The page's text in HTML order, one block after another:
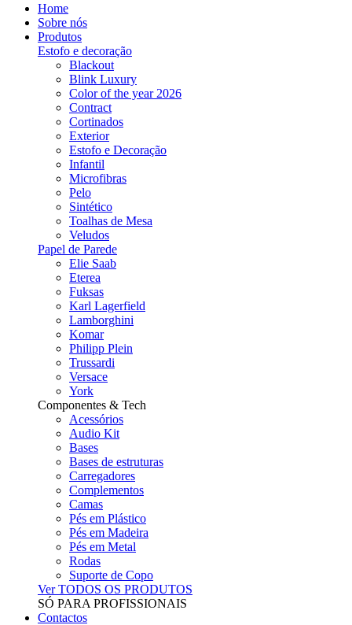
Home
Sobre nós
Produtos
Estofo e decoração
Blackout
Blink Luxury
Color of the year 2026
Contract
Cortinados
Exterior
Estofo e Decoração
Infantil
Microfibras
Pelo
Sintético
Toalhas de Mesa
Veludos
Papel de Parede
Elie Saab
Eterea
Fuksas
Karl Lagerfield
Lamborghini
Komar
Philipp Plein
Trussardi
Versace
York
Componentes & Tech
Acessórios
Audio Kit
Bases
Bases de estruturas
Carregadores
Complementos
Camas
Pés em Plástico
Pés em Madeira
Pés em Metal
Rodas
Suporte de Copo
Ver TODOS OS PRODUTOS
SÓ PARA PROFISSIONAIS
Contactos